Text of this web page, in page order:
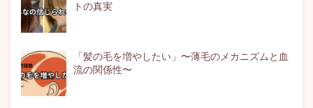
トの真実
「髪の毛を増やしたい」〜薄毛のメカニズムと血
流の関係性〜